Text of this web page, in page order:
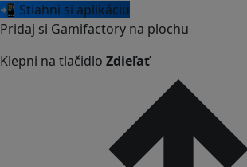
📲 Stiahni si aplikáciu
Pridaj si Gamifactory na plochu
Klepni na tlačidlo Zdieľať